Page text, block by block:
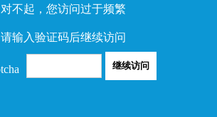
对不起，您访问过于频繁
请输入验证码后继续访问
继续访问